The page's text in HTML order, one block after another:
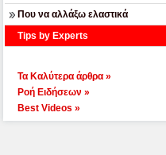
Που να αλλάξω ελαστικά
Tips by Experts
Τα Καλύτερα άρθρα »
Ροή Ειδήσεων »
Best Videos »